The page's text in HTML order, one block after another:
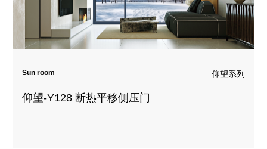
Sun room 仰望系列
仰望-Y128 断热平移侧压门